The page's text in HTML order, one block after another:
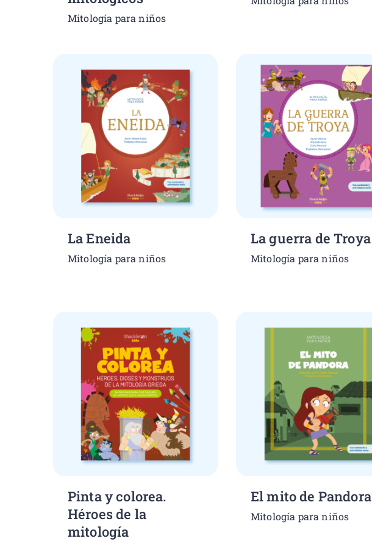
Mitología para niños
La Eneida
Mitología para niños
La guerra de Troya
Mitología para niños
Pinta y colorea.
Héroes de la
mitología
El mito de Pandora
Mitología para niños